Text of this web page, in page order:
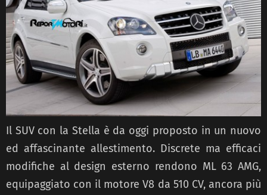
Il SUV con la Stella è da oggi proposto in un nuovo
ed affascinante allestimento. Discrete ma efficaci
modifiche al design esterno rendono ML 63 AMG,
equipaggiato con il motore V8 da 510 CV, ancora più